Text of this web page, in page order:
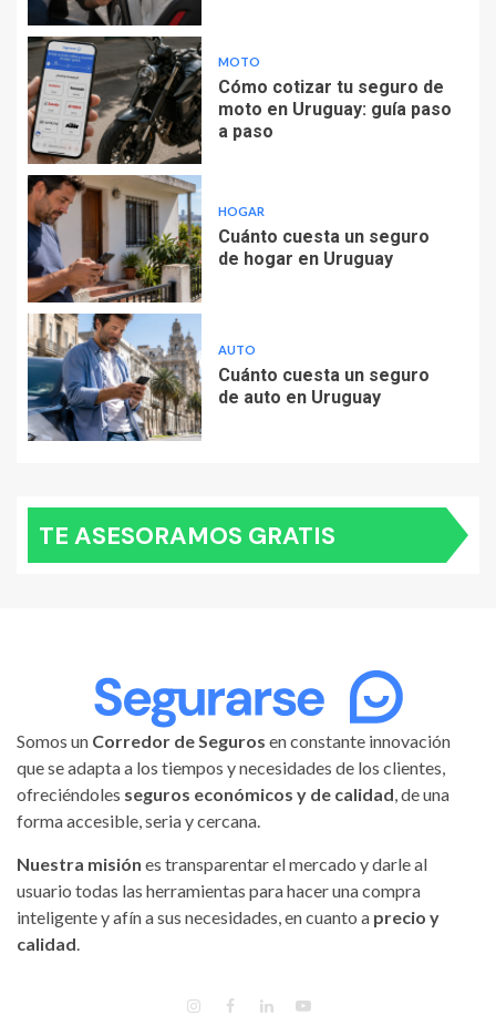
MOTO
Cómo cotizar tu seguro de
moto en Uruguay: guía paso
a paso
HOGAR
Cuánto cuesta un seguro
de hogar en Uruguay
AUTO
Cuánto cuesta un seguro
de auto en Uruguay
TE ASESORAMOS GRATIS
Somos un Corredor de Seguros en constante innovación
que se adapta a los tiempos y necesidades de los clientes,
ofreciéndoles seguros económicos y de calidad, de una
forma accesible, seria y cercana.
Nuestra misión es transparentar el mercado y darle al
usuario todas las herramientas para hacer una compra
inteligente y afín a sus necesidades, en cuanto a precio y
calidad.
INSTAGRAM
FACEBOOK
LINKEDIN
YOUTUBE